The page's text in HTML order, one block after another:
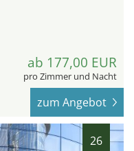
ab 177,00 EUR
pro Zimmer und Nacht
zum Angebot
26